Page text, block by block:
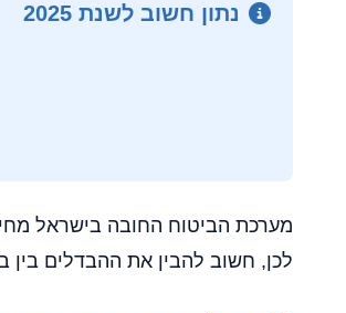
נתון חשוב לשנת 2025
מערכת הביטוח החובה בישראל
לכן, חשוב להבין את ההבדלים בין